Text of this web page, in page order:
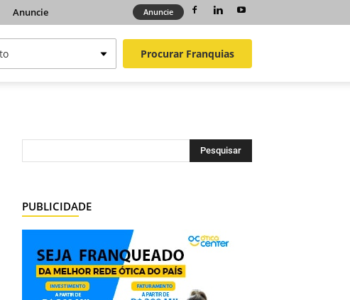
Anuncie Anuncie
Procurar Franquias
PUBLICIDADE